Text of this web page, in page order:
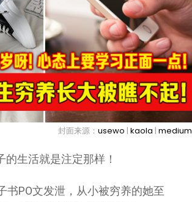
封面来源： usewo | kaola | medium
生活就是注定那样！
书PO文发泄，从小被穷养的她至